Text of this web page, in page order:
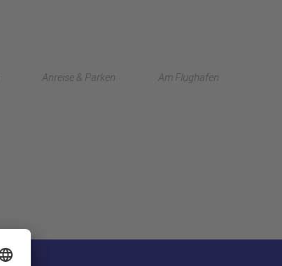
Anreise & Parken Am Flughafen